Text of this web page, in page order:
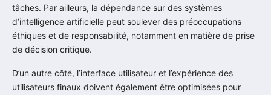
tâches. Par ailleurs, la dépendance sur des systèmes
d’intelligence artificielle peut soulever des préoccupations
éthiques et de responsabilité, notamment en matière de prise
de décision critique.
D’un autre côté, l’interface utilisateur et l’expérience des
utilisateurs finaux doivent également être optimisées pour